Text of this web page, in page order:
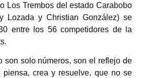
Los Trembos del estado Carabobo
Lozada y Christian González) se
entre los 56 competidores de la
son solo números, son el reflejo de
piensa, crea y resuelve, que no se